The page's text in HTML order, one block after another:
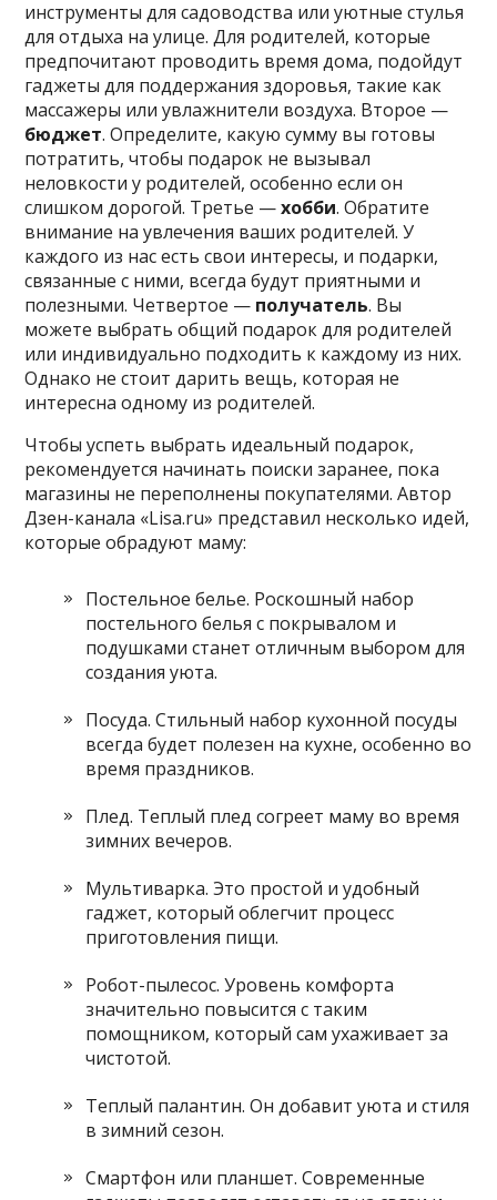
инструменты для садоводства или уютные стулья
для отдыха на улице. Для родителей, которые
предпочитают проводить время дома, подойдут
гаджеты для поддержания здоровья, такие как
массажеры или увлажнители воздуха. Второе —
бюджет. Определите, какую сумму вы готовы
потратить, чтобы подарок не вызывал
неловкости у родителей, особенно если он
слишком дорогой. Третье —хобби. Обратите
внимание на увлечения ваших родителей. У
каждого из нас есть свои интересы, и подарки,
связанные с ними, всегда будут приятными и
полезными. Четвертое — получатель. Вы
можете выбрать общий подарок для родителей
или индивидуально подходить к каждому из них.
Однако не стоит дарить вещь, которая не
интересна одному из родителей.
Чтобы успеть выбрать идеальный подарок,
рекомендуется начинать поиски заранее, пока
магазины не переполнены покупателями. Автор
Дзен-канала «Lisa.ru» представил несколько идей,
которые обрадуют маму:
Постельное белье. Роскошный набор
постельного белья с покрывалом и
подушками станет отличным выбором для
создания уюта.
Посуда. Стильный набор кухонной посуды
всегда будет полезен на кухне, особенно во
время праздников.
Плед. Теплый плед согреет маму во время
зимних вечеров.
Мультиварка. Это простой и удобный
гаджет, который облегчит процесс
приготовления пищи.
Робот-пылесос. Уровень комфорта
значительно повысится с таким
помощником, который сам ухаживает за
чистотой.
Теплый палантин. Он добавит уюта и стиля
в зимний сезон.
Смартфон или планшет. Современные